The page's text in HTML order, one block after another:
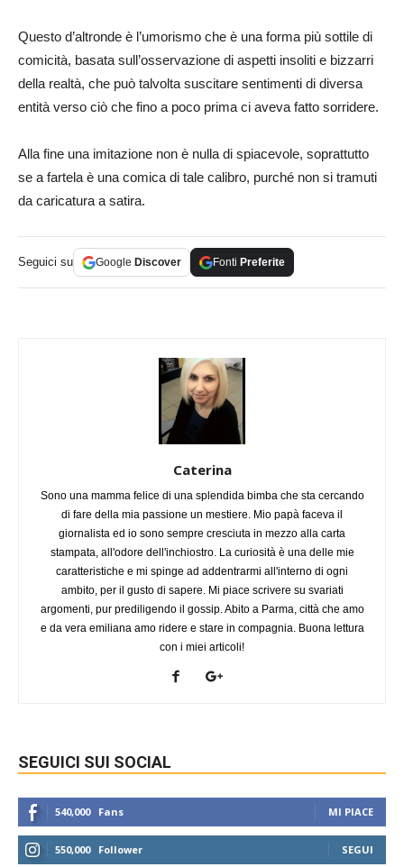
Questo d’altronde è l’umorismo che è una forma più sottile di
comicità, basata sull’osservazione di aspetti insoliti e bizzarri
della realtà, che può talvolta suscitare sentimenti di diversa
entità verso ciò che fino a poco prima ci aveva fatto sorridere.
Alla fine una imitazione non è nulla di spiacevole, soprattutto
se a fartela è una comica di tale calibro, purché non si tramuti
da caricatura a satira.
Seguici su Google Discover Fonti Preferite
Caterina
Sono una mamma felice di una splendida bimba che sta cercando
di fare della mia passione un mestiere. Mio papà faceva il
giornalista ed io sono sempre cresciuta in mezzo alla carta
stampata, all'odore dell'inchiostro. La curiosità è una delle mie
caratteristiche e mi spinge ad addentrarmi all'interno di ogni
ambito, per il gusto di sapere. Mi piace scrivere su svariati
argomenti, pur prediligendo il gossip. Abito a Parma, città che amo
e da vera emiliana amo ridere e stare in compagnia. Buona lettura
con i miei articoli!
SEGUICI SUI SOCIAL
540,000 Fans MI PIACE
550,000 Follower SEGUI